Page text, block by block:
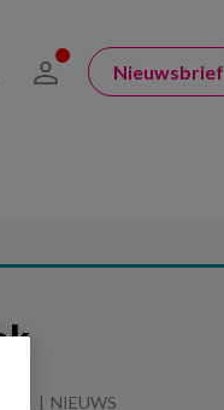
Nieuwsbrief
NIEUWS